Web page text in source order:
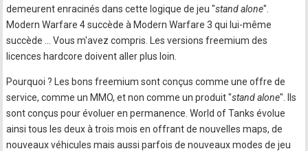
demeurent enracinés dans cette logique de jeu "stand alone".
Modern Warfare 4 succède à Modern Warfare 3 qui lui-même
succède ... Vous m'avez compris. Les versions freemium des
licences hardcore doivent aller plus loin.
Pourquoi ? Les bons freemium sont conçus comme une offre de
service, comme un MMO, et non comme un produit "stand alone". Ils
sont conçus pour évoluer en permanence. World of Tanks évolue
ainsi tous les deux à trois mois en offrant de nouvelles maps, de
nouveaux véhicules mais aussi parfois de nouveaux modes de jeu